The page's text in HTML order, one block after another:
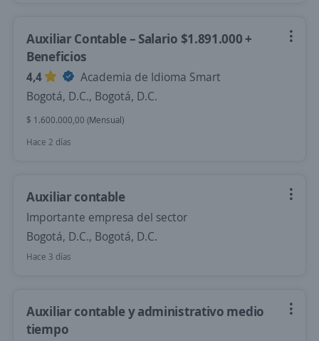
Auxiliar Contable – Salario $1.891.000 +
Beneficios
4,4
Academia de Idioma Smart
Bogotá, D.C., Bogotá, D.C.
$ 1.600.000,00 (Mensual)
Hace 2 días
Auxiliar contable
Importante empresa del sector
Bogotá, D.C., Bogotá, D.C.
Hace 3 días
Auxiliar contable y administrativo medio
tiempo